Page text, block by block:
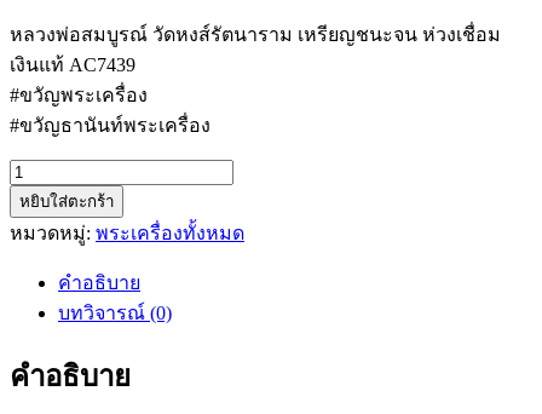
หลวงพ่อสมบูรณ์ วัดหงส์รัตนาราม เหรียญชนะจน ห่วงเชื่อม
เงินแท้ AC7439
#ขวัญพระเครื่อง
#ขวัญธานันท์พระเครื่อง
จำนวน
หลวง
พ่อ
เหรียญ
หยิบใส่ตะกร้า
หมวดหมู่: พระเครื่องทั้งหมด
คำอธิบาย
บทวิจารณ์ (0)
คำอธิบาย